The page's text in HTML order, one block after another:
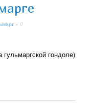
» //
гондоле)